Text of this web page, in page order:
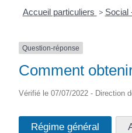
Accueil particuliers > Social
Question-réponse
Comment
Vérifié le 07/07/2022 - Direction
Régime général